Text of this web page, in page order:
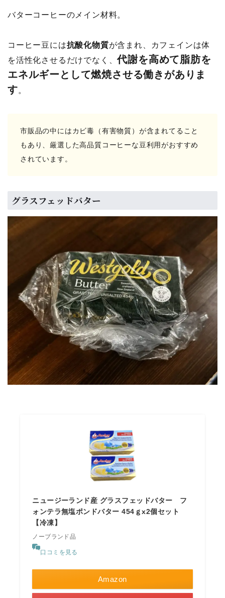
バターコーヒーのメイン材料。
コーヒー豆には抗酸化物質が含まれ、カフェインは体
を活性化させるだけでなく、代謝を高めて脂肪を
エネルギーとして燃焼させる働きがありま
す。
市販品の中にはカビ毒（有害物質）が含まれてること
もあり、厳選した高品質コーヒーな豆利用がおすすめ
されています。
グラスフェッドバター
ニュージーランド産 グラスフェッドバター フ
ォンテラ無塩ポンドバター 454ｇx2個セット
【冷凍】
ノーブランド品
口コミを見る
Amazon